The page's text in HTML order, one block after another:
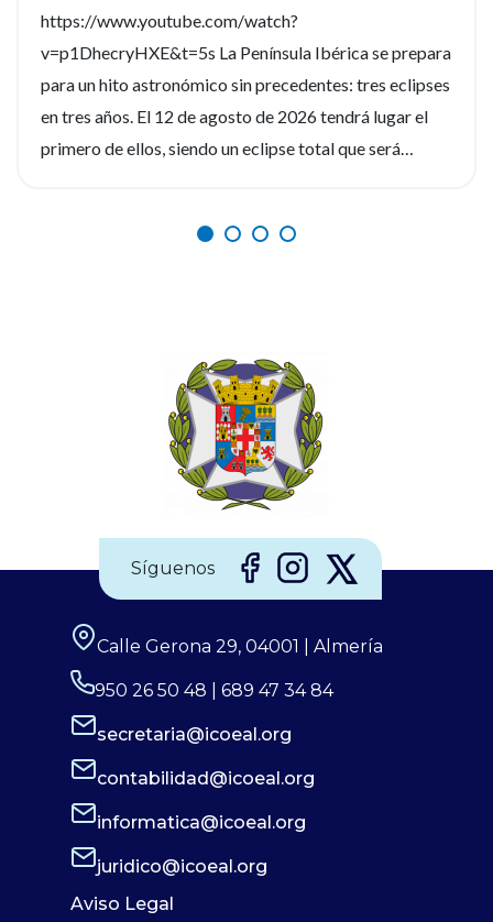
https://www.youtube.com/watch?
v=p1DhecryHXE&t=5s La Península Ibérica se prepara
para un hito astronómico sin precedentes: tres eclipses
en tres años. El 12 de agosto de 2026 tendrá lugar el
primero de ellos, siendo un eclipse total que será
estos eventos será fascinante, pero la seguridad visual
(CGE), junto a la Sociedad Española de Enfermería
Oftalmológica (SEEOF) y el Hospital Ramón y Cajal de
Madrid, han puesto en marcha diferentes materiales
Síguenos
Calle Gerona 29, 04001 | Almería
950 26 50 48 | 689 47 34 84
secretaria@icoeal.org
contabilidad@icoeal.org
informatica@icoeal.org
juridico@icoeal.org
Aviso Legal